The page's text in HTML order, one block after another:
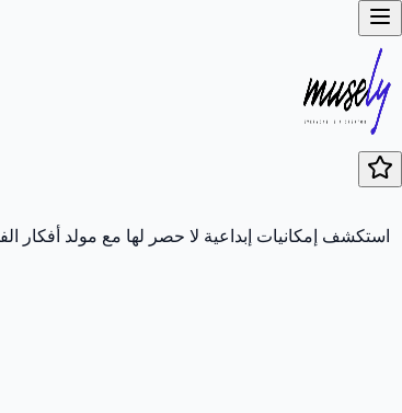
استكشف إمكانيات إبداعية لا حصر لها مع مولد أفكار